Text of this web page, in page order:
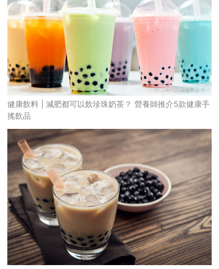
健康飲料 | 減肥都可以飲珍珠奶茶？ 營養師推介5款健康手
搖飲品